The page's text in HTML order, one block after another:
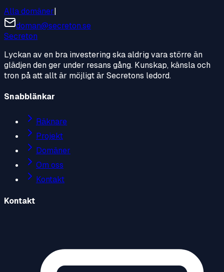
Alla domäner|
doman@secreton.se
Secreton
Lyckan av en bra investering ska aldrig vara större än
glädjen den ger under resans gång. Kunskap, känsla och
tron på att allt är möjligt är Secretons ledord.
Snabblänkar
Räknare
Projekt
Domäner
Om oss
Kontakt
Kontakt